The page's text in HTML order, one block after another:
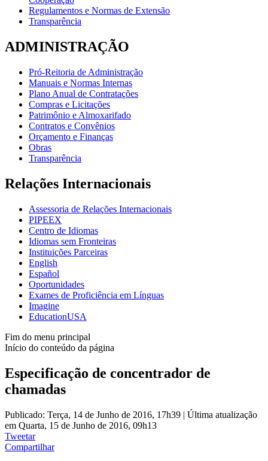
Regulamentos e Normas de Extensão
Transparência
ADMINISTRAÇÃO
Pró-Reitoria de Administração
Manuais e Normas Internas
Plano Anual de Contratações
Compras e Licitações
Patrimônio e Almoxarifado
Contratos e Convênios
Orçamento e Finanças
Obras
Transparência
Relações Internacionais
Assessoria de Relações Internacionais
PIPEEX
Centro de Idiomas
Idiomas sem Fronteiras
Instituições Parceiras
English
Español
Oportunidades
Exames de Proficiência em Línguas
Imagine
EducationUSA
Fim do menu principal
Início do conteúdo da página
Especificação de concentrador de
chamadas
Publicado: Terça, 14 de Junho de 2016, 17h39 | Última atualização
em Quarta, 15 de Junho de 2016, 09h13
Tweetar
Compartilhar